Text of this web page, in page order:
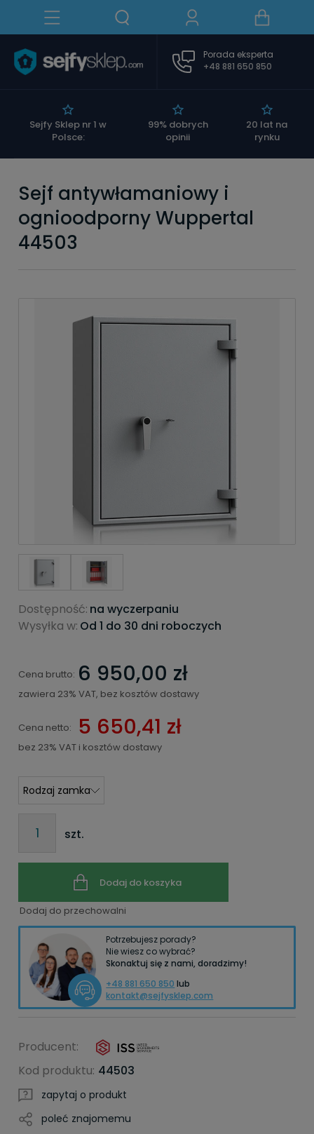
Sejfy Sklep nr 1 w
Polsce:
99% dobrych
opinii
20 lat na
rynku
Porada eksperta
+48 881 650 850
Sejf antywłamaniowy i
ognioodporny Wuppertal
44503
Dostępność: na wyczerpaniu
Wysyłka w: Od 1 do 30 dni roboczych
Cena brutto: 6 950,00 zł
zawiera 23% VAT, bez kosztów dostawy
Cena netto: 5 650,41 zł
bez 23% VAT i kosztów dostawy
szt.
Dodaj do koszyka
Dodaj do przechowalni
Potrzebujesz porady?
Nie wiesz co wybrać?
Skonaktuj się z nami, doradzimy!
+48 881 650 850 lub
kontakt@sejfysklep.com
Producent:
Kod produktu: 44503
zapytaj o produkt
poleć znajomemu